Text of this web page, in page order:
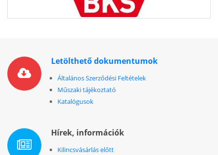
Letölthető dokumentumok
Általános Szerződési Feltételek
Műszaki tájékoztató
Katalógusok
Hírek, információk
Kilincsvásárlás előtt